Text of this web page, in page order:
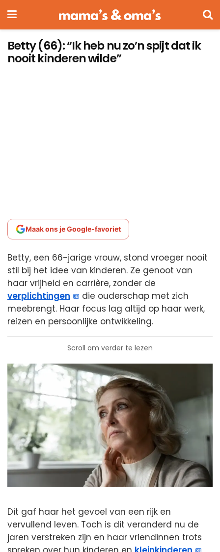
Betty (66): “Ik heb nu zo’n spijt dat ik
nooit kinderen wilde”
Maak ons je Google-favoriet
Betty, een 66-jarige vrouw, stond vroeger nooit
stil bij het idee van kinderen. Ze genoot van
haar vrijheid en carrière, zonder de
verplichtingen
die ouderschap met zich
meebrengt. Haar focus lag altijd op haar werk,
reizen en persoonlijke ontwikkeling.
Scroll om verder te lezen
Dit gaf haar het gevoel van een rijk en
vervullend leven. Toch is dit veranderd nu de
jaren verstreken zijn en haar vriendinnen trots